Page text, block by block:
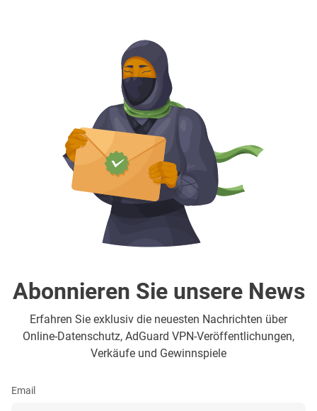
Abonnieren Sie unsere News
Erfahren Sie exklusiv die neuesten Nachrichten über
Online-Datenschutz, AdGuard VPN-Veröffentlichungen,
Verkäufe und Gewinnspiele
Email